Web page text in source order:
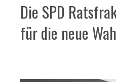
Die SPD
für die neue